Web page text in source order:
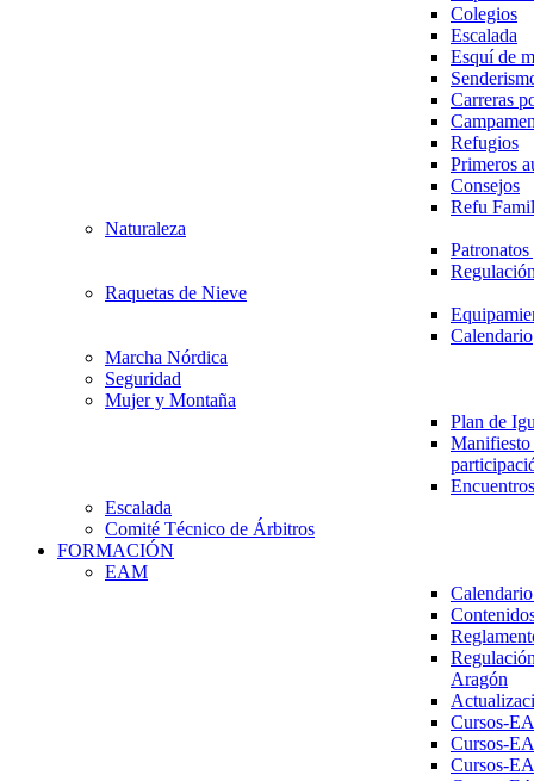
Colegios
Escalada
Esquí de
Carreras
Refugios
Primeros
Consejos
Refu
Naturaleza
Raquetas de Nieve
Calendario
Marcha Nórdica
Seguridad
Mujer y Montaña
Plan de
Escalada
Comité Técnico de Árbitros
FORMACIÓN
EAM
Aragón
Cursos-
Cursos-
Cursos-